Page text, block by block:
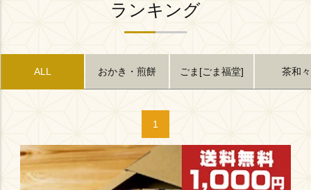
ランキング
ALL おかき・煎餅 ごま[ごま福堂] 茶和々